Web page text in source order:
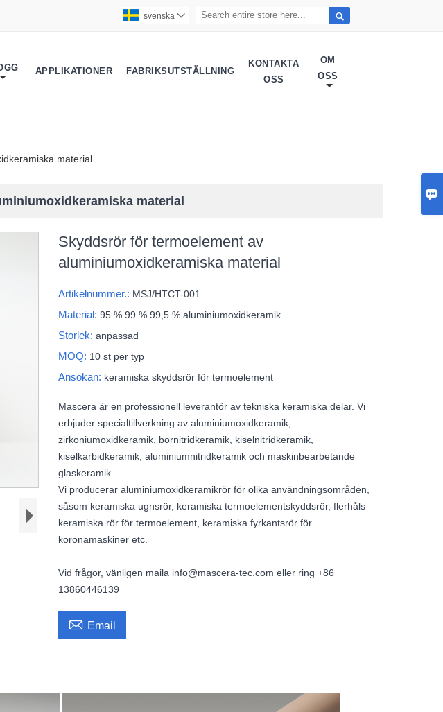


svenska 
APPLIKATIONER FABRIKSUTSTÄLLNING
KONTAKTA
OSS
OM
OSS
material
material
Skyddsrör för termoelement av
aluminiumoxidkeramiska material
Artikelnummer.: MSJ/HTCT-001
Material:95 % 99 % 99,5 % aluminiumoxidkeramik
Storlek:anpassad
MOQ: 10 st per typ
Ansökan: keramiska skyddsrör för termoelement
Mascera är en professionell leverantör av tekniska keramiska delar. Vi
erbjuder specialtillverkning av aluminiumoxidkeramik,
zirkoniumoxidkeramik, bornitridkeramik, kiselnitridkeramik,
kiselkarbidkeramik, aluminiumnitridkeramik och maskinbearbetande
glaskeramik.
Vi producerar aluminiumoxidkeramikrör för olika användningsområden,
såsom keramiska ugnsrör, keramiska termoelementskyddsrör, flerhåls
keramiska rör för termoelement, keramiska fyrkantsrör för
koronamaskiner etc.
Vid frågor, vänligen maila info@mascera-tec.com eller ring +86
13860446139
 Email